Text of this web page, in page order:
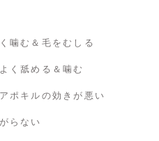
む＆毛をむしる
舐める＆噛む
キルの効きが悪い
らない